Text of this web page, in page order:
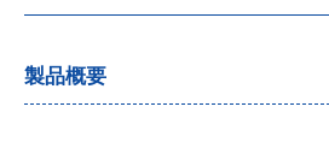
製品概要